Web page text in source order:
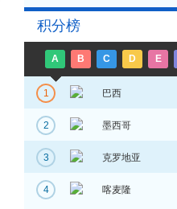
积分榜
A B C D E
1 巴西
2 墨西哥
3 克罗地亚
4 喀麦隆